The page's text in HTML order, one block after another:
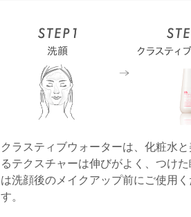
クラスティブウォーターは、化粧水
るテクスチャーは伸びがよく、つけ
は洗顔後のメイクアップ前にご使用
す。